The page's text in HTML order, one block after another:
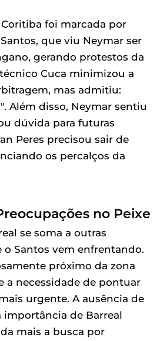
foi marcada por
que viu Neymar ser
gerando protestos da
Cuca minimizou a
mas admitiu:
Além disso, Neymar sentiu
dúvida para futuras
Peres precisou sair de
os percalços da
no Peixe
se soma a outras
o Santos vem enfrentando.
próximo da zona
a necessidade de pontuar
urgente. A ausência de
de Barreal
mais a busca por